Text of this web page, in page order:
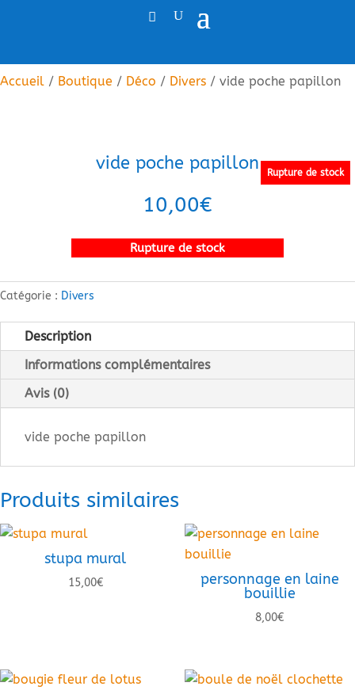
Accueil / Boutique / Déco / Divers / vide poche papillon
vide poche papillon
10,00€
Rupture de stock
Rupture de stock
Catégorie : Divers
Description
Informations complémentaires
Avis (0)
vide poche papillon
Produits similaires
stupa mural
15,00€
personnage en laine
bouillie
8,00€